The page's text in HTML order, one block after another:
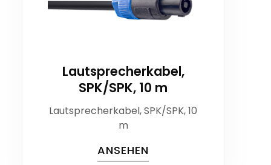
Lautsprecherkabel,
SPK/SPK, 10 m
Lautsprecherkabel, SPK/SPK, 10
m
ANSEHEN